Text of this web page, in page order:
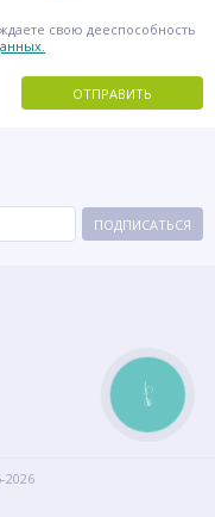
свою дееспособность
ОТПРАВИТЬ
ПОДПИСАТЬСЯ
2026
КНОПКА
СВЯЗИ